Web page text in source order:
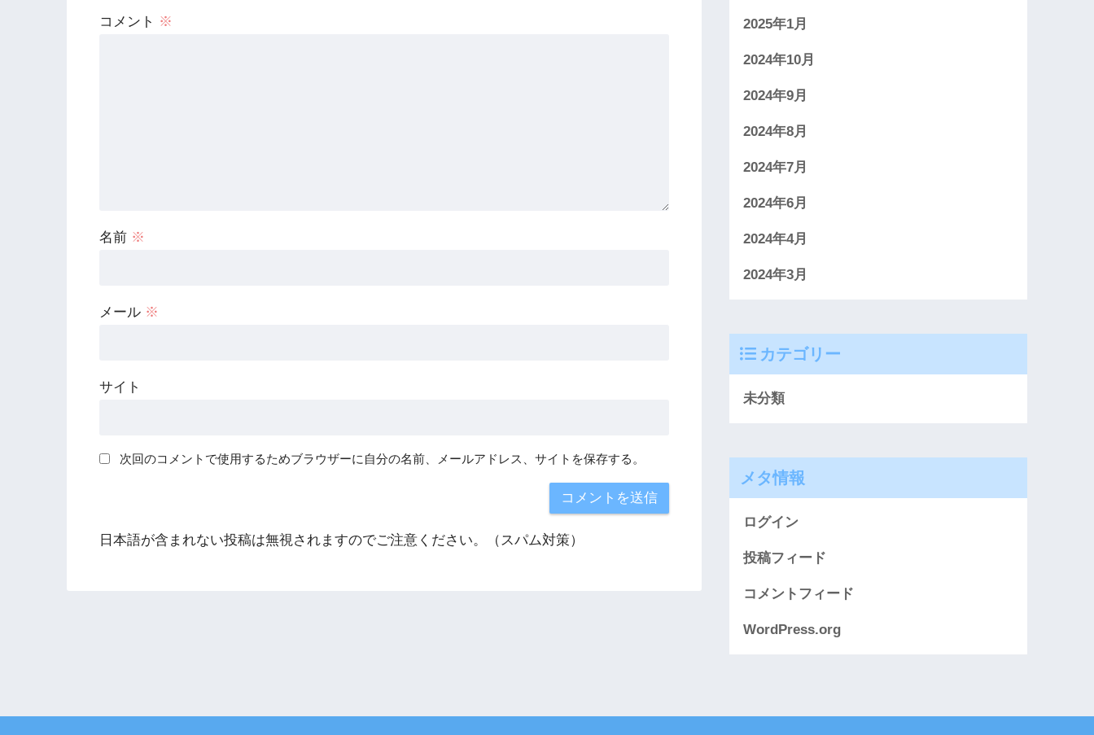
コメント ※
名前 ※
メール ※
サイト
次回のコメントで使用するためブラウザーに自分の名前、メールアドレス、サイトを保存する。
日本語が含まれない投稿は無視されますのでご注意ください。（スパム対策）
2025年1月
2024年10月
2024年9月
2024年8月
2024年7月
2024年6月
2024年4月
2024年3月
カテゴリー
未分類
メタ情報
ログイン
投稿フィード
コメントフィード
WordPress.org